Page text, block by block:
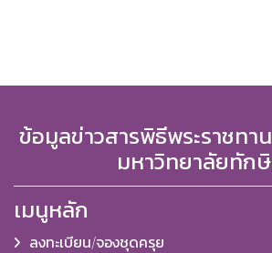
ข้อมูลข่าวสารพิธีพระราชท
มหาวิทยาลัยทัก
เมนูหลัก
ลงทะเบียน/จองชุดครุย